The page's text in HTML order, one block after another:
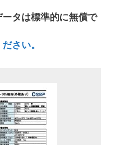
タは標準的に無償で
さい。